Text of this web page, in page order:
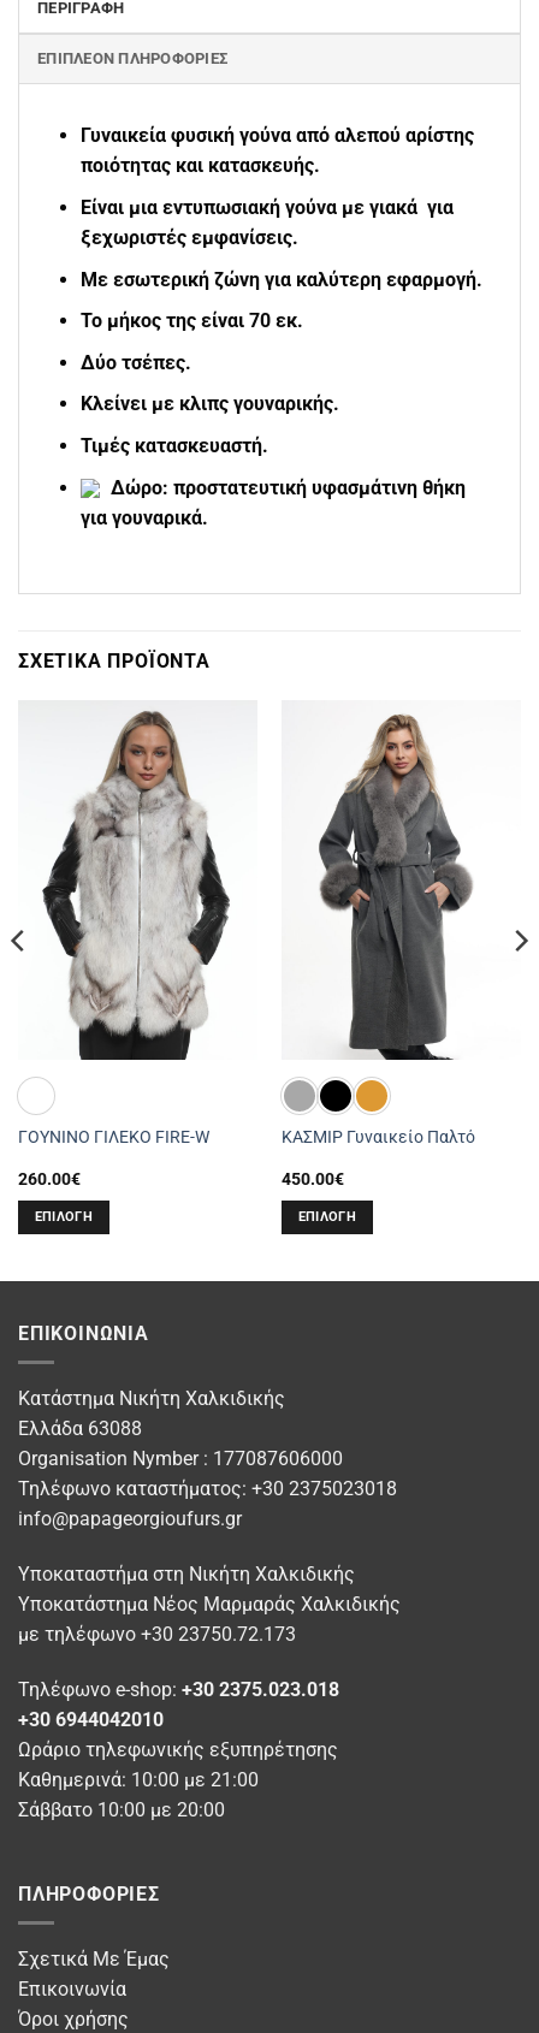
ΠΕΡΙΓΡΑΦΉ
ΕΠΙΠΛΈΟΝ ΠΛΗΡΟΦΟΡΊΕΣ
Γυναικεία φυσική γούνα από αλεπού αρίστης
ποιότητας και κατασκευής.
Είναι μια εντυπωσιακή γούνα με γιακά για
ξεχωριστές εμφανίσεις.
Με εσωτερική ζώνη για καλύτερη εφαρμογή.
Το μήκος της είναι 70 εκ.
Δύο τσέπες.
Κλείνει με κλιπς γουναρικής.
Τιμές κατασκευαστή.
Δώρο: προστατευτική υφασμάτινη θήκη
για γουναρικά.
ΣΧΕΤΙΚΆ ΠΡΟΪΌΝΤΑ
ΓΟΥΝΙΝΟ ΓΙΛΕΚΟ FIRE-W
260.00€
ΕΠΙΛΟΓΉ
πολλαπλές
Οι
επιλογές
μπορούν
επιλεγούν
στη
του
προϊόντος
ΚΑΣΜΙΡ Γυναικείο Παλτό
450.00€
ΕΠΙΛΟΓΉ
Οι
μπορούν
επιλεγούν
του
προϊόντος
ΕΠΙΚΟΙΝΩΝΊΑ
Κατάστημα Νικήτη Χαλκιδικής
Ελλάδα 63088
Organisation Nymber : 177087606000
Τηλέφωνο καταστήματος: +30 2375023018
info@papageorgioufurs.gr
Υποκαταστήμα στη Νικήτη Χαλκιδικής
Υποκατάστημα Νέος Μαρμαράς Χαλκιδικής
με τηλέφωνο +30 23750.72.173
Τηλέφωνο e-shop: +30 2375.023.018
+30 6944042010
Ωράριο τηλεφωνικής εξυπηρέτησης
Καθημερινά: 10:00 με 21:00
Σάββατο 10:00 με 20:00
ΠΛΗΡΟΦΟΡΊΕΣ
Σχετικά Με Έμας
Επικοινωνία
Όροι χρήσης